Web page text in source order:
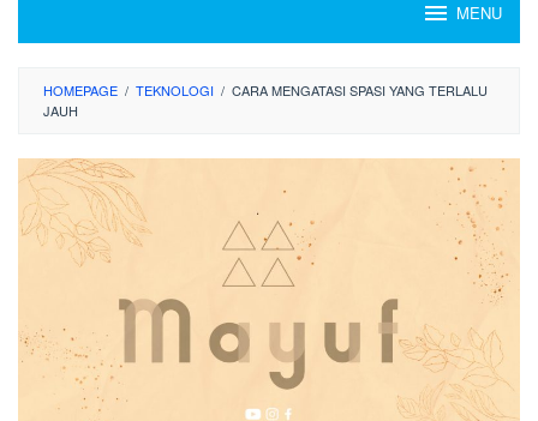
MENU
HOMEPAGE / TEKNOLOGI / CARA MENGATASI SPASI YANG TERLALU
JAUH